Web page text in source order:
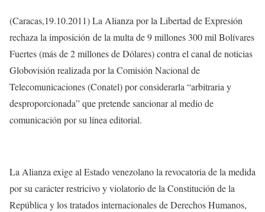
(Caracas,19.10.2011) La Alianza por la Libertad de Expresión
rechaza la imposición de la multa de 9 millones 300 mil Bolívares
Fuertes (más de 2 millones de Dólares) contra el canal de noticias
Globovisión realizada por la Comisión Nacional de
Telecomunicaciones (Conatel) por considerarla “arbitraria y
desproporcionada” que pretende sancionar al medio de
comunicación por su línea editorial.
La Alianza exige al Estado venezolano la revocatoria de la medida
por su carácter restricivo y violatorio de la Constitución de la
República y los tratados internacionales de Derechos Humanos,